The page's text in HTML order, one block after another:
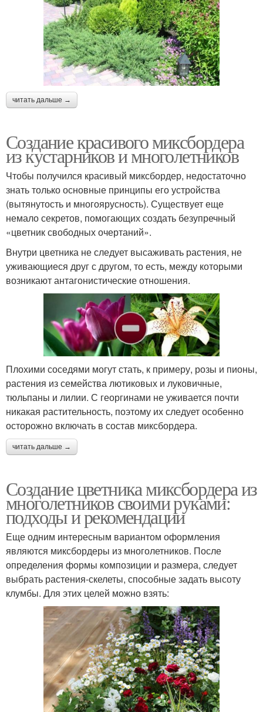
читать дальше →
Создание красивого миксбордера
из кустарников и многолетников
Чтобы получился красивый миксбордер, недостаточно
знать только основные принципы его устройства
(вытянутость и многоярусность). Существует еще
немало секретов, помогающих создать безупречный
«цветник свободных очертаний».
Внутри цветника не следует высаживать растения, не
уживающиеся друг с другом, то есть, между которыми
возникают антагонистические отношения.
Плохими соседями могут стать, к примеру, розы и пионы,
растения из семейства лютиковых и луковичные,
тюльпаны и лилии. С георгинами не уживается почти
никакая растительность, поэтому их следует особенно
осторожно включать в состав миксбордера.
читать дальше →
Создание цветника миксбордера из
многолетников своими руками:
подходы и рекомендации
Еще одним интересным вариантом оформления
являются миксбордеры из многолетников. После
определения формы композиции и размера, следует
выбрать растения-скелеты, способные задать высоту
клумбы. Для этих целей можно взять: